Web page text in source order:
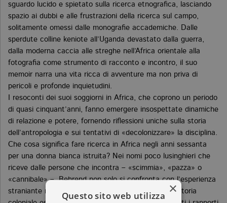
sguardo lucido e spietato sulla ricerca etnografica, lasciando
spazio ai dubbi e alle frustrazioni della ricerca sul campo,
solitamente omessi dalle monografie accademiche. Dalle
sperdute colline keniote all’Uganda devastato dalla guerra,
dalla moderna caccia alle streghe nell’Africa orientale alla
fotografia come strumento di racconto e incontro, il suo
memoir narra una vita ricca di avventure ma non priva di
pericoli e profonde inquietudini.
I resoconti dei suoi soggiorni in Africa, che coprono un periodo
di quasi cinquant’anni, fanno emergere insospettate dinamiche
di relazione e potere, fornendo riflessioni uniche sulla storia
dell’antropologia e sui tentativi di «decolonizzare» la disciplina.
Che cosa significa fare ricerca in Africa negli anni sessanta
per una donna bianca istruita? Nei nomi poco lusinghieri che
riceve dalle persone che incontra – «scimmia», «pazza» o
«cannibale» –, Behrend non solo si confronta con l’esperienza
straniante nel paese straniero, ma si chiede quale storia
×
Questo sito web utilizza